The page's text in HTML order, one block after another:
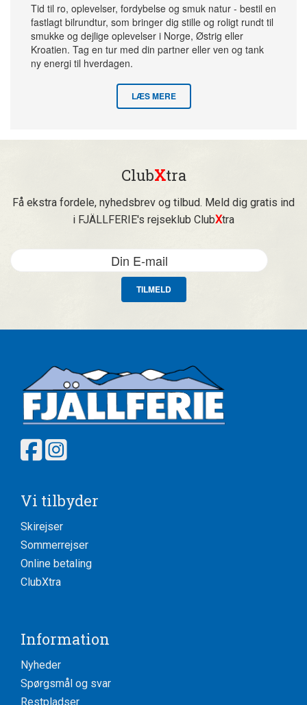
Tid til ro, oplevelser, fordybelse og smuk natur - bestil en
fastlagt bilrundtur, som bringer dig stille og roligt rundt til
smukke og dejlige oplevelser i Norge, Østrig eller
Kroatien. Tag en tur med din partner eller ven og tank
ny energi til hverdagen.
LÆS MERE
ClubXtra
Få ekstra fordele, nyhedsbrev og tilbud. Meld dig gratis ind
i FJÄLLFERIE's rejseklub ClubXtra
TILMELD
Vi tilbyder
Skirejser
Sommerrejser
Online betaling
ClubXtra
Information
Nyheder
Spørgsmål og svar
Restpladser